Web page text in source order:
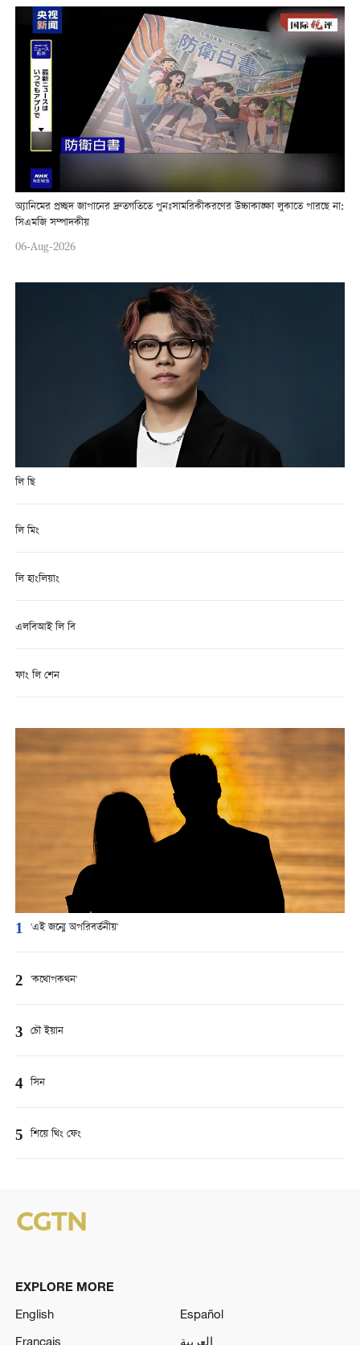
অ্যানিমের প্রচ্ছদ জাপানের দ্রুতগতিতে পুনঃসামরিকীকরণের উচ্চাকাঙ্ক্ষা লুকাতে পারছে না:
সিএমজি সম্পাদকীয়
06-Aug-2026
লি ছি
লি মিং
লি হাংলিয়াং
এলবিআই লি বি
ফাং লি শেন
1 'এই জন্মে অপরিবর্তনীয়'
2 'কথোপকথন'
3 চৌ ইয়ান
4 সিন
5 শিয়ে থিং ফেং
EXPLORE MORE
English
Español
Français
العربية